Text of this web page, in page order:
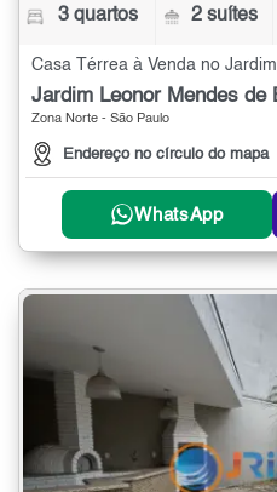
3 quartos 2 suítes
Zona Norte - São Paulo
Endereço no círculo do mapa
WhatsApp